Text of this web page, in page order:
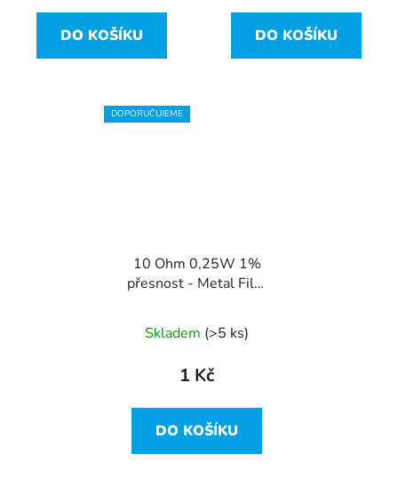
DO KOŠÍKU DO KOŠÍKU
DOPORUČUJEME
10 Ohm 0,25W 1%
přesnost - Metal Film
Skladem (>5 ks)
1 Kč
DO KOŠÍKU